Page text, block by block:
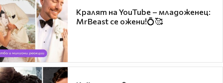
Кралят на YouTube – младоженец:
MrBeast се ожени!💍🥰